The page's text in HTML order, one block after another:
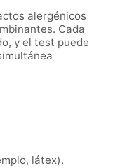
alergénicos
Cada
y el test puede
látex).